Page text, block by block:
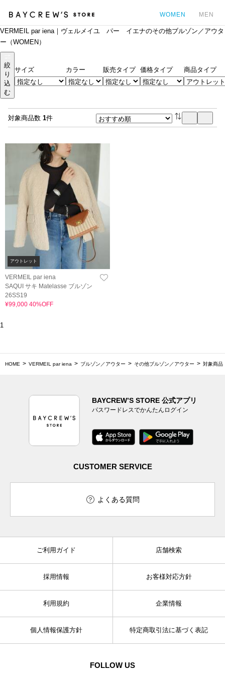
WOMEN MEN
VERMEIL par iena｜ヴェルメイユ パー イエナのその他ブルゾン／アウタ
ー（WOMEN）
絞
り
込
む
サイズ カラー 販売タイプ 価格タイプ 商品タイプ
対象商品数 1件
アウトレット
VERMEIL par iena
SAQUI サキ Matelasse ブルゾン
26SS19
¥99,000 40%OFF
1
HOME VERMEIL par iena ブルゾン／アウター その他ブルゾン／アウター 対象商品
BAYCREW’S STORE 公式アプリ
パスワードレスでかんたんログイン
CUSTOMER SERVICE
よくある質問
ご利用ガイド 店舗検索
採用情報 お客様対応方針
利用規約 企業情報
個人情報保護方針 特定商取引法に基づく表記
FOLLOW US